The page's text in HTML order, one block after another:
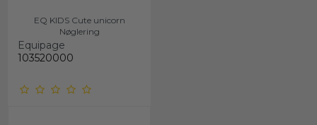
EQ KIDS Cute unicorn
Nøglering
Equipage
103520000